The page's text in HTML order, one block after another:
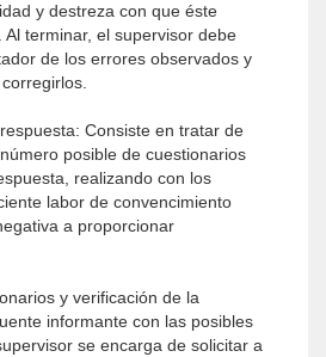
y destreza con que éste
Al terminar, el supervisor debe
de los errores observados y
Consiste en tratar de
posible de cuestionarios
realizando con los
labor de convencimiento
a proporcionar
y verificación de la
informante con las posibles
se encarga de solicitar a